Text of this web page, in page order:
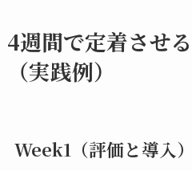
4週間で定着させ
（実践例）
Week1（評価と導入）